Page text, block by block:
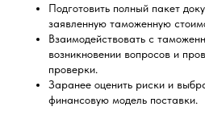
Подготовить полный пакет
заявленную таможенную
Взаимодействовать с
возникновении вопросов и
проверки.
Заранее оценить риски и
финансовую модель поставки.